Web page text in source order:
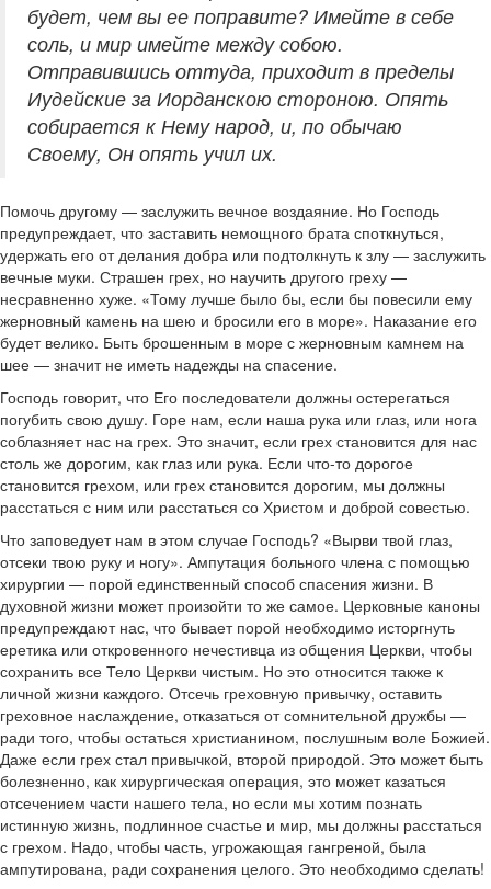
будет, чем вы ее поправите? Имейте в себе
соль, и мир имейте между собою.
Отправившись оттуда, приходит в пределы
Иудейские за Иорданскою стороною. Опять
собирается к Нему народ, и, по обычаю
Своему, Он опять учил их.
Помочь другому — заслужить вечное воздаяние. Но Господь
предупреждает, что заставить немощного брата споткнуться,
удержать его от делания добра или подтолкнуть к злу — заслужить
вечные муки. Страшен грех, но научить другого греху —
несравненно хуже. «Тому лучше было бы, если бы повесили ему
жерновный камень на шею и бросили его в море». Наказание его
будет велико. Быть брошенным в море с жерновным камнем на
шее — значит не иметь надежды на спасение.
Господь говорит, что Его последователи должны остерегаться
погубить свою душу. Горе нам, если наша рука или глаз, или нога
соблазняет нас на грех. Это значит, если грех становится для нас
столь же дорогим, как глаз или рука. Если что-то дорогое
становится грехом, или грех становится дорогим, мы должны
расстаться с ним или расстаться со Христом и доброй совестью.
Что заповедует нам в этом случае Господь? «Вырви твой глаз,
отсеки твою руку и ногу». Ампутация больного члена с помощью
хирургии — порой единственный способ спасения жизни. В
духовной жизни может произойти то же самое. Церковные каноны
предупреждают нас, что бывает порой необходимо исторгнуть
еретика или откровенного нечестивца из общения Церкви, чтобы
сохранить все Тело Церкви чистым. Но это относится также к
личной жизни каждого. Отсечь греховную привычку, оставить
греховное наслаждение, отказаться от сомнительной дружбы —
ради того, чтобы остаться христианином, послушным воле Божией.
Даже если грех стал привычкой, второй природой. Это может быть
болезненно, как хирургическая операция, это может казаться
отсечением части нашего тела, но если мы хотим познать
истинную жизнь, подлинное счастье и мир, мы должны расстаться
с грехом. Надо, чтобы часть, угрожающая гангреной, была
ампутирована, ради сохранения целого. Это необходимо сделать!